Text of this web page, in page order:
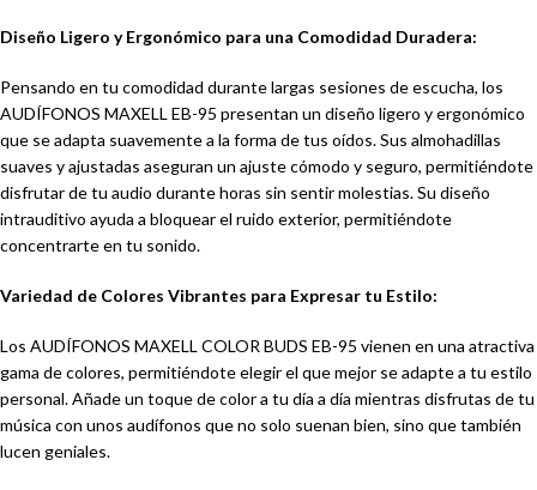
Diseño Ligero y Ergonómico para una Comodidad Duradera:
Pensando en tu comodidad durante largas sesiones de escucha, los
AUDÍFONOS MAXELL EB-95 presentan un diseño ligero y ergonómico
que se adapta suavemente a la forma de tus oídos. Sus almohadillas
suaves y ajustadas aseguran un ajuste cómodo y seguro, permitiéndote
disfrutar de tu audio durante horas sin sentir molestias. Su diseño
intrauditivo ayuda a bloquear el ruido exterior, permitiéndote
concentrarte en tu sonido.
Variedad de Colores Vibrantes para Expresar tu Estilo:
Los AUDÍFONOS MAXELL COLOR BUDS EB-95 vienen en una atractiva
gama de colores, permitiéndote elegir el que mejor se adapte a tu estilo
personal. Añade un toque de color a tu día a día mientras disfrutas de tu
música con unos audífonos que no solo suenan bien, sino que también
lucen geniales.